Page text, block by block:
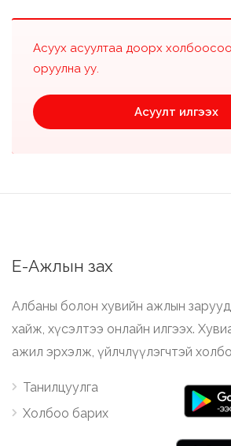
Асуух асуултаа доорх
оруулна уу.
Асуулт илгээх
Е-Ажлын зах
Албаны болон хувийн ажлын
хайж, хүсэлтээ онлайн илгээх.
ажил эрхэлж, үйлчлүүлэгчтэй
Танилцуулга
Холбоо барих